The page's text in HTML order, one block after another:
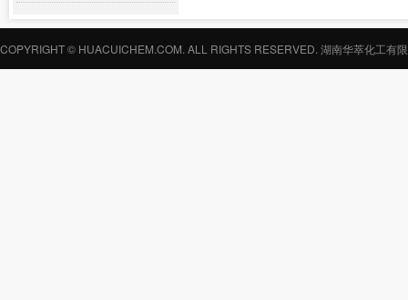
COPYRIGHT © HUACUICHEM.COM. ALL RIGHTS RESERVED. 湖南华萃化工有